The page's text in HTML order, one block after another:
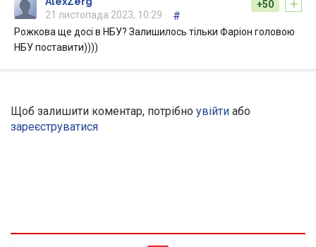
+50
21 листопада 2023, 10:29
#
Рожкова ще досі в НБУ? Залишилось тільки Фаріон головою
НБУ поставити))))
Щоб залишити коментар, потрібно увійти або
зареєструватися